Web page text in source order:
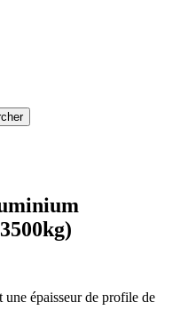
épaisseur de profile de